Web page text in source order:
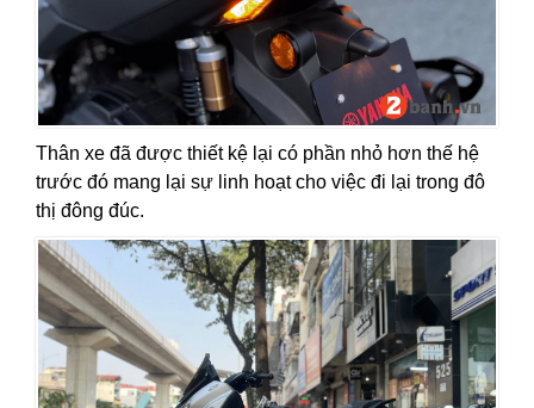
Thân xe đã được thiết kệ lại có phần nhỏ hơn thế hệ
trước đó mang lại sự linh hoạt cho việc đi lại trong đô
thị đông đúc.